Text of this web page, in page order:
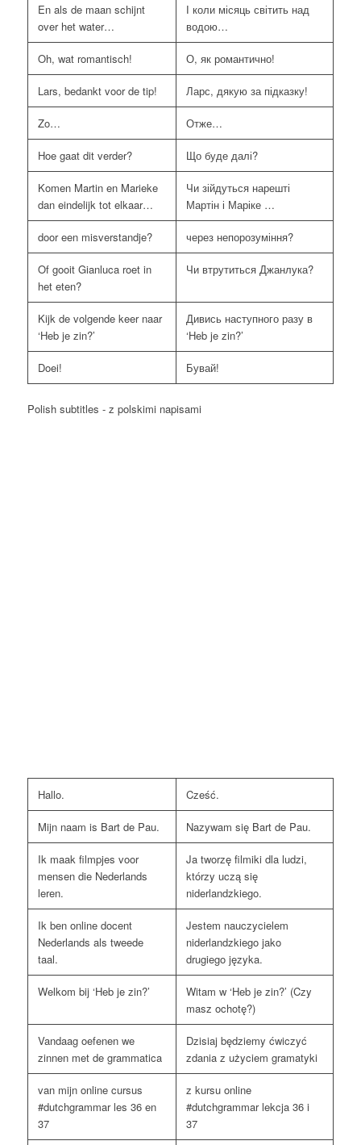
En als de maan schijnt
over het water…
І коли місяць світить над
водою…
Oh, wat romantisch! О, як романтично!
Lars, bedankt voor de tip! Ларс, дякую за підказку!
Zo… Отже…
Hoe gaat dit verder? Що буде далі?
Komen Martin en Marieke
dan eindelijk tot elkaar…
Чи зійдуться нарешті
Мартін і Маріке …
door een misverstandje? через непорозуміння?
Of gooit Gianluca roet in
het eten?
Чи втрутиться Джанлука?
Kijk de volgende keer naar
‘Heb je zin?’
Дивись наступного разу в
‘Heb je zin?’
Doei! Бувай!
Polish subtitles - z polskimi napisami
Hallo. Cześć.
Mijn naam is Bart de Pau. Nazywam się Bart de Pau.
Ik maak filmpjes voor
mensen die Nederlands
leren.
Ja tworzę filmiki dla ludzi,
którzy uczą się
niderlandzkiego.
Ik ben online docent
Nederlands als tweede
taal.
Jestem nauczycielem
niderlandzkiego jako
drugiego języka.
Welkom bij ‘Heb je zin?’
Witam w ‘Heb je zin?’ (Czy
masz ochotę?)
Vandaag oefenen we
zinnen met de grammatica
Dzisiaj będziemy ćwiczyć
zdania z użyciem gramatyki
van mijn online cursus
#dutchgrammar les 36 en
37
z kursu online
#dutchgrammar lekcja 36 i
37